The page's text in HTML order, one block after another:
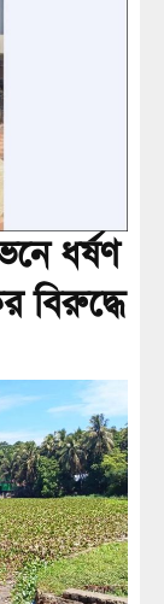
ধর্ষণ
বিরুদ্ধে